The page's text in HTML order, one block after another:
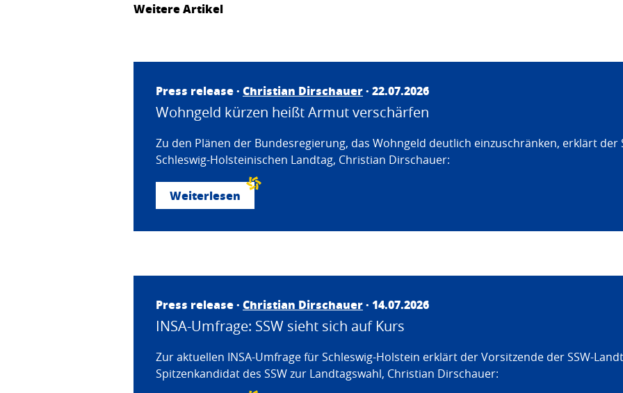
Weitere Artikel
Press release · Christian Dirschauer· 22.07.2026
Wohngeld kürzen heißt Armut verschärfen
Zu den Plänen der Bundesregierung, das Wohngeld deutlich einzuschränken, erklärt der
Schleswig-Holsteinischen Landtag, Christian Dirschauer:
Weiterlesen
Press release · Christian Dirschauer· 14.07.2026
INSA-Umfrage: SSW sieht sich auf Kurs
Zur aktuellen INSA-Umfrage für Schleswig-Holstein erklärt der Vorsitzende der SSW-
Spitzenkandidat des SSW zur Landtagswahl, Christian Dirschauer: